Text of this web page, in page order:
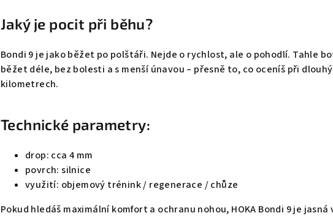
Jaký je pocit při běhu?
Bondi 9 je jako běžet po polštáři. Nejde o rychlost, ale o pohodlí. Tahle
běžet déle, bez bolesti a s menší únavou – přesně to, co oceníš při
kilometrech.
Technické parametry:
drop: cca 4 mm
povrch: silnice
využití: objemový trénink / regenerace / chůze
Pokud hledáš maximální komfort a ochranu nohou, HOKA Bondi 9 je jasná